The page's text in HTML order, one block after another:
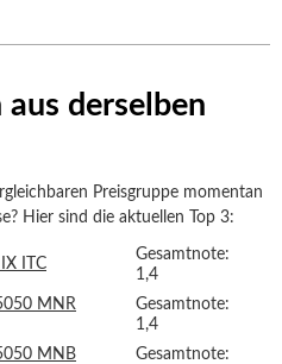
derselben
Preisgruppe momentan
Hier sind die aktuellen Top 3:
ITC
Gesamtnote:
1,4
MNR
Gesamtnote:
1,4
MNB
Gesamtnote: